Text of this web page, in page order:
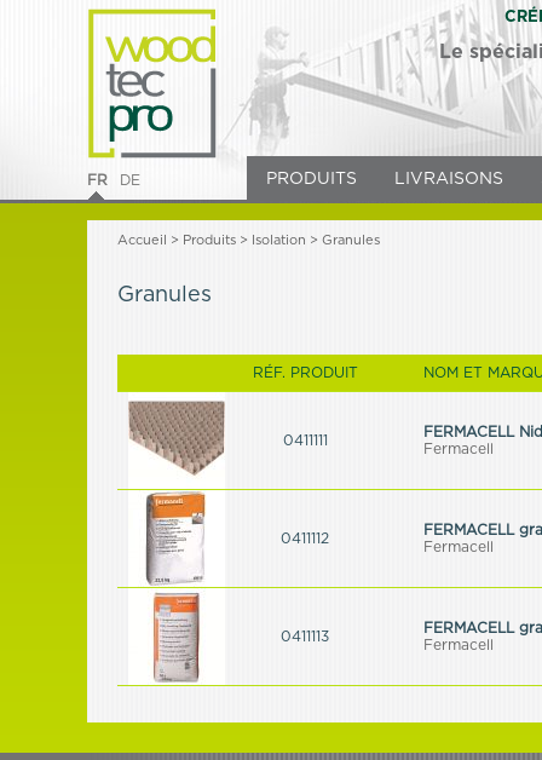
FR DE
Le
PRODUITS LIVRAISONS
Accueil > Produits> Isolation > Granules
Granules
RÉF. PRODUIT NOM ET
0411111
FERMACELL
Fermacell
0411112
FERMACELL
Fermacell
0411113
FERMACELL
Fermacell